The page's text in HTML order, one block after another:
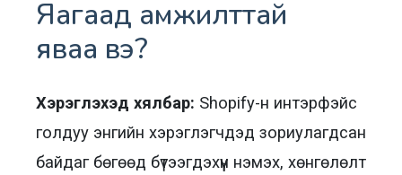
Яагаад амжилттай
яваа вэ?
Хэрэглэхэд хялбар: Shopify-н интэрфэйс
голдуу энгийн хэрэглэгчдэд зориулагдсан
байдаг бөгөөд бүтээгдэхүүн нэмэх, хөнгөлөлт